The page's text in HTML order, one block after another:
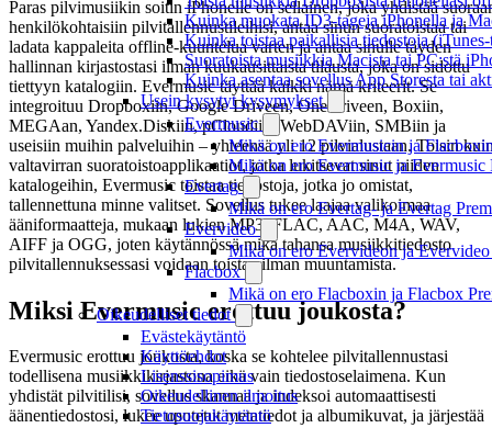
Kuinka muokata ID3-tageja iPhonella ja
Kuinka toistaa paikallisia tiedostoja
Suoratoista musiikkia Macista tai PC:stä
Kuinka asentaa sovellus App Storesta tai
Usein kysytyt kysymykset
Evermusic
Mikä on ero Evermusicin ja
Mikä on ero Evermusic ja
Evertag
Mikä on ero Evertag- ja Evertag
Evervideo
Mikä on ero Evervideon ja
Flacbox
Mikä on ero Flacboxin ja Flacbox
Oikeudelliset tiedot
Evästekäytäntö
Käyttöehdot
Lisenssisopimus
Oikeudellinen ilmoitus
Tietosuojakäytäntö
Paras pilvimusiikin soitin iPhonelle on sellainen, joka yhdistää
henkilökohtaisiin pilvitallennustileihisi, antaa sinun suoratoistaa tai
ladata kappaleita offline-kuuntelua varten ja antaa sinulle täyden
hallinnan kirjastostasi ilman kuukausittaista tilausta, joka on sidottu
tiettyyn katalogiin. Evermusic täyttää kaikki nämä kriteerit. Se
integroituu Dropboxiin, Google Driveen, OneDriveen, Boxiin,
MEGAan, Yandex.Diskiin, pCloudiin, WebDAViin, SMBiin ja
useisiin muihin palveluihin – yhteensä yli 12 pilvialustaan. Toisin
valtavirran suoratoistoapplikaatiot, jotka lukitsevat sinut niiden
katalogeihin, Evermusic toistaa tiedostoja, jotka jo omistat,
tallennettuna minne valitset. Sovellus tukee laajaa valikoimaa
ääniformaatteja, mukaan lukien MP3, FLAC, AAC, M4A, WAV,
AIFF ja OGG, joten käytännössä mikä tahansa musiikkitiedosto
pilvitallennuksessasi voidaan toistaa ilman muuntamista.
Miksi Evermusic erottuu joukosta?
Evermusic erottuu joukosta, koska se kohtelee pilvitallennustasi
todellisena musiikkikirjastona eikä vain tiedostoselaimena. Kun
yhdistät pilvitilisi, sovellus skannaa ja indeksoi automaattisesti
äänentiedostosi, lukee upotetut metatiedot ja albumikuvat, ja järjestää